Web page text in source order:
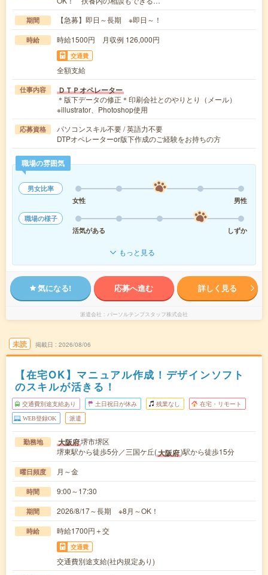
期間 【急募】即日～長期 ※即日～！
時給 時給1500円 月収例 126,000円
交通費
全額支給
仕事内容 ＤＴＰオペレーター
＊版下データの修正＊印刷会社とのやりとり（メール）
※illustrator、Photoshop使用
応募資格
パソコンスキル不要 / 英語力不要
DTPオペレーターor版下作成のご経験をお持ちの方
職場の雰囲気
男女比率
女性
男性
職場の様子
活気がある
しずか
もっと見る
気になる! 応募へ進む 詳しく見る
派遣会社 パーソルテンプスタッフ株式会社
未読 掲載日 2026/08/06
【在宅OK】マニュアル作成！デザインソフト
のスキルが活きる！
交通費別途支給あり 土日祝日が休み 残業なし 在宅・リモート
WEB登録OK 派遣
勤務地 大阪府堺市堺区
堺東駅から徒歩5分／三国ケ丘(大阪府)駅から徒歩15分
曜日頻度 月～金
時間 9:00～17:30
期間 2026/8/17～長期 ※8月～OK！
時給 時給1700円＋交
交通費
交通費別途支給(社内規定あり)